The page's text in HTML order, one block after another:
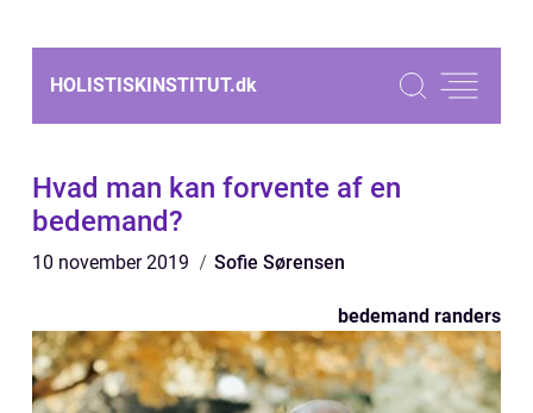
HOLISTISKINSTITUT.dk
Hvad man kan forvente af en
bedemand?
10 november 2019 Sofie Sørensen
bedemand randers